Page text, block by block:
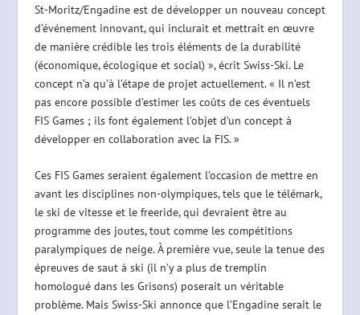
St-Moritz/Engadine est de développer un nouveau concept
d’événement innovant, qui inclurait et mettrait en œuvre
de manière crédible les trois éléments de la durabilité
(économique, écologique et social) », écrit Swiss-Ski. Le
concept n’a qu’à l’étape de projet actuellement. « Il n’est
pas encore possible d’estimer les coûts de ces éventuels
FIS Games ; ils font également l’objet d’un concept à
développer en collaboration avec la FIS. »
Ces FIS Games seraient également l’occasion de mettre en
avant les disciplines non-olympiques, tels que le télémark,
le ski de vitesse et le freeride, qui devraient être au
programme des joutes, tout comme les compétitions
paralympiques de neige. À première vue, seule la tenue des
épreuves de saut à ski (il n’y a plus de tremplin
homologué dans les Grisons) poserait un véritable
problème. Mais Swiss-Ski annonce que l’Engadine serait le